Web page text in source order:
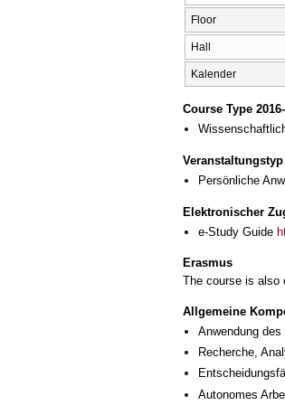
Floor
Hall
Kalender
Course Type
Veranstaltungstyp
Persönliche
Elektronischer
e-Study Guide
Erasmus
The course is also
Allgemeine
Anwendung
Recherche,
Autonomes